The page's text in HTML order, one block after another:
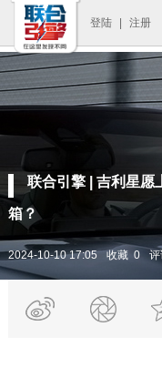
登陆 注册
联合引擎 | 吉利星愿
箱？
2024-10-10 17:05 收藏 0